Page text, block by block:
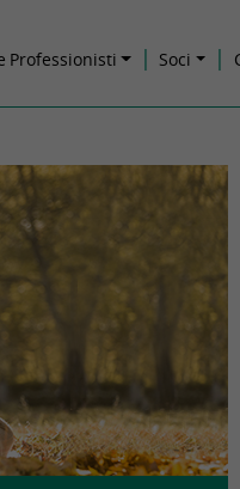
Professionisti Soci